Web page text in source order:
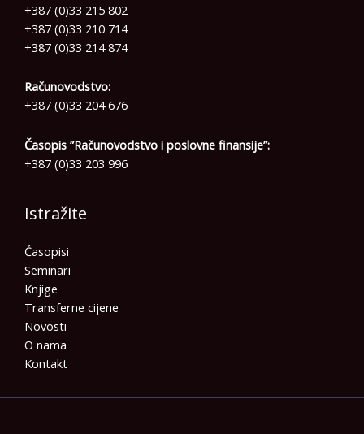
+387 (0)33 215 802
+387 (0)33 210 714
+387 (0)33 214 874
Računovodstvo:
+387 (0)33 204 676
Časopis ”Računovodstvo i poslovne finansije”:
+387 (0)33 203 996
Istražite
Časopisi
Seminari
Knjige
Transferne cijene
Novosti
O nama
Kontakt